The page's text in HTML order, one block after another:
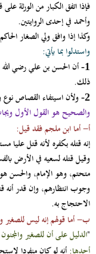
فإذا اتفق الكبار من الورثة
وأحمد في إحدى الروايتين.
وكذا إذا وافق ولي الصغار
واستدلوا بما يأتي:
1- أن الحسن بن علي رضي
ذلك.
2- ولأن اسيتفاء القصاص نوع
والصحيح هو القول الأول ويجاب
أ‌-أما ابن ملجم فقد قيل:
إنه قتله بكفره لأنه قتل عليا
وقيل قتله لسعيه في الأرض
متحتم، وهو الإمام، والحسن
وجوب انتظارهم، وإن قدر
الاحتجاج به.
ب‌-أما قولهم إنه ليس
"الدليل على أن للصغير